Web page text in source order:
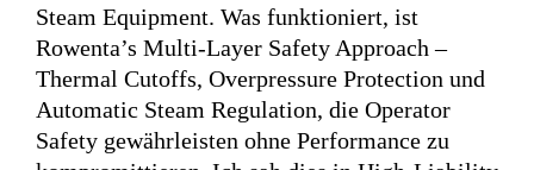
Steam Equipment. Was funktioniert, ist
Rowenta’s Multi-Layer Safety Approach –
Thermal Cutoffs, Overpressure Protection und
Automatic Steam Regulation, die Operator
Safety gewährleisten ohne Performance zu